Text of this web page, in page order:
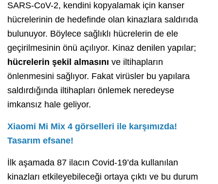
SARS-CoV-2, kendini kopyalamak için kanser
hücrelerinin de hedefinde olan kinazlara saldırıda
bulunuyor. Böylece sağlıklı hücrelerin de ele
geçirilmesinin önü açılıyor. Kinaz denilen yapılar;
hücrelerin şekil almasını ve iltihapların
önlenmesini sağlıyor. Fakat virüsler bu yapılara
saldırdığında iltihapları önlemek neredeyse
imkansız hale geliyor.
Xiaomi Mi Mix 4 görselleri ile karşımızda!
Tasarım efsane!
İlk aşamada 87 ilacın Covid-19’da kullanılan
kinazları etkileyebileceği ortaya çıktı ve bu durum